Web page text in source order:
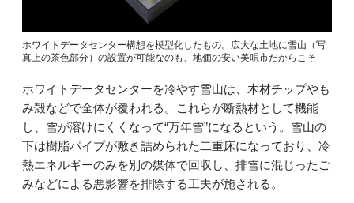
ホワイトデータセンター構想を模型化したもの。広大な土地に雪山（写
真上の茶色部分）の設置が可能なのも、地価の安い美唄市だからこそ
ホワイトデータセンターを冷やす雪山は、木材チップやも
み殻などで全体が覆われる。これらが断熱材として機能
し、雪が溶けにくくなって“万年雪”になるという。雪山の
下は樹脂パイプが敷き詰められた二重床になっており、冷
熱エネルギーのみを別の媒体で回収し、排雪に混じったご
みなどによる悪影響を排除する工夫が施される。